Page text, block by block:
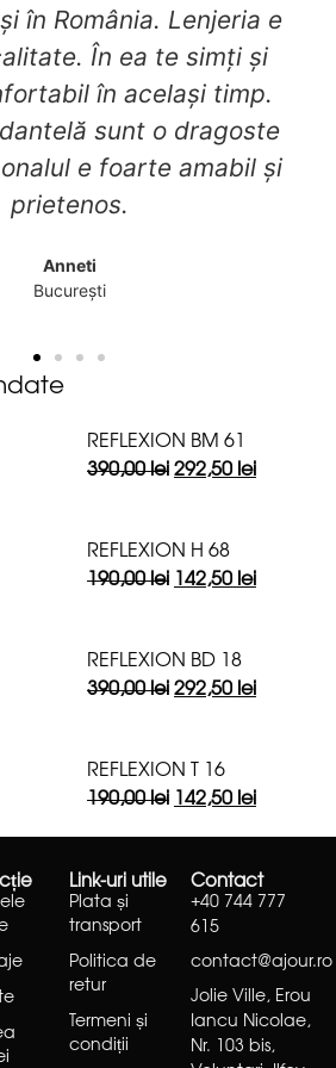
în România. Lenjeria e
În ea te simți și
în același timp.
sunt o dragoste
e foarte amabil și
prietenos.
Anneti
București
REFLEXION BM 61
390,00lei 292,50 lei
REFLEXION H 68
190,00lei 142,50 lei
REFLEXION BD 18
390,00lei 292,50 lei
REFLEXION T 16
190,00lei 142,50 lei
Link-uri utile
Plata și
transport
Politica de
retur
Termeni și
condiții
Contact
+40 744 777
615
contact@ajour.ro
Jolie Ville, Erou
Iancu Nicolae,
Nr. 103 bis,